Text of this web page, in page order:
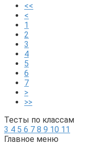
<<
<
1
2
3
4
5
6
7
>
>>
Тесты по классам
3 4 5 6 7 8 9 10 11
Главное меню